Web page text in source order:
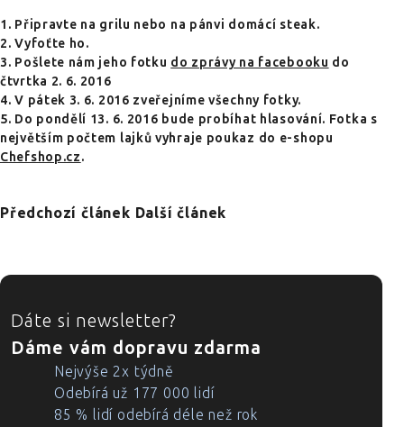
1. Připravte na grilu nebo na pánvi domácí steak.
2. Vyfoťte ho.
3. Pošlete nám jeho fotku do zprávy na facebooku do
čtvrtka 2. 6. 2016
4. V pátek 3. 6. 2016 zveřejníme všechny fotky.
5. Do pondělí 13. 6. 2016 bude probíhat hlasování. Fotka s
největším počtem lajků vyhraje poukaz do e-shopu
Chefshop.cz.
Předchozí článek Další článek
ZÁPATÍ
Dáte si newsletter?
Dáme vám dopravu zdarma
Nejvýše 2x týdně
Odebírá už 177 000 lidí
85 % lidí odebírá déle než rok